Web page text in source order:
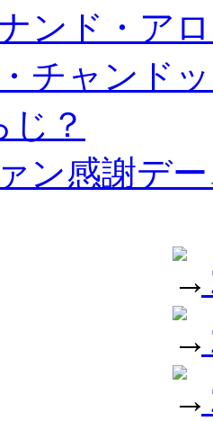
ンド・ア
チャンド
じ？
ン感謝デ